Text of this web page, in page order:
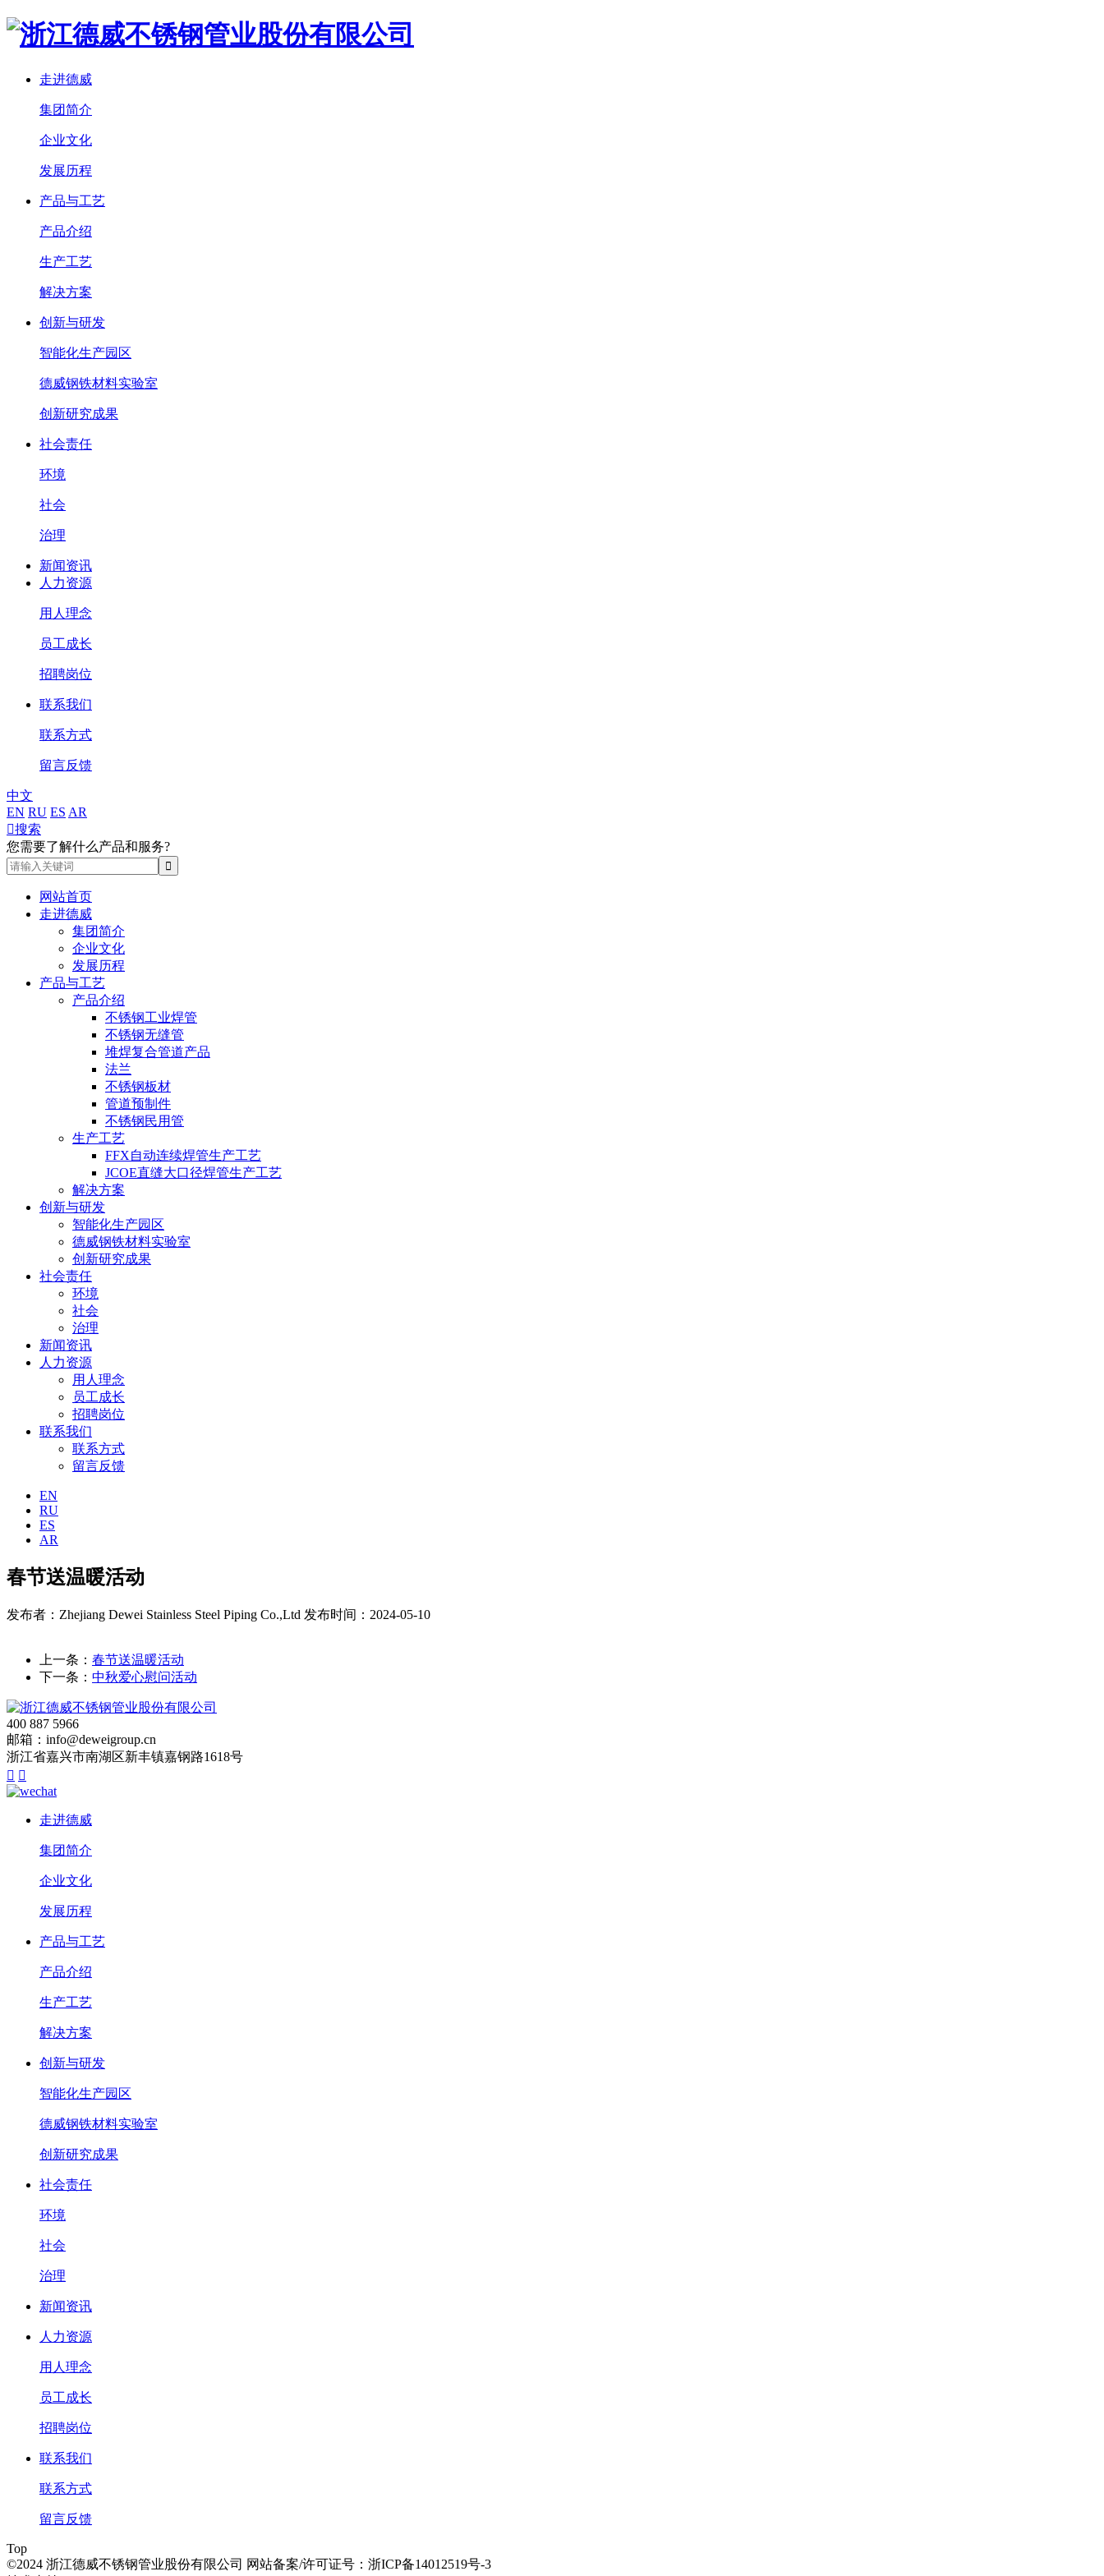
走进德威
集团简介
企业文化
发展历程
产品与工艺
产品介绍
生产工艺
解决方案
创新与研发
智能化生产园区
德威钢铁材料实验室
创新研究成果
社会责任
环境
社会
治理
新闻资讯
人力资源
用人理念
员工成长
招聘岗位
联系我们
联系方式
留言反馈
中文
EN RU ES AR
搜索
您需要了解什么产品和服务?
网站首页
走进德威
集团简介
企业文化
发展历程
产品与工艺
产品介绍
不锈钢工业焊管
不锈钢无缝管
堆焊复合管道产品
法兰
不锈钢板材
管道预制件
不锈钢民用管
生产工艺
FFX自动连续焊管生产工艺
JCOE直缝大口径焊管生产工艺
解决方案
创新与研发
智能化生产园区
德威钢铁材料实验室
创新研究成果
社会责任
环境
社会
治理
新闻资讯
人力资源
用人理念
员工成长
招聘岗位
联系我们
联系方式
留言反馈
EN
RU
ES
AR
春节送温暖活动
发布者：Zhejiang Dewei Stainless Steel Piping Co.,Ltd 发布时间：2024-05-10
上一条： 春节送温暖活动
下一条： 中秋爱心慰问活动
400 887 5966
邮箱：info@deweigroup.cn
浙江省嘉兴市南湖区新丰镇嘉钢路1618号
 
走进德威
集团简介
企业文化
发展历程
产品与工艺
产品介绍
生产工艺
解决方案
创新与研发
智能化生产园区
德威钢铁材料实验室
创新研究成果
社会责任
环境
社会
治理
新闻资讯
人力资源
用人理念
员工成长
招聘岗位
联系我们
联系方式
留言反馈
Top
©2024 浙江德威不锈钢管业股份有限公司 网站备案/许可证号：浙ICP备14012519号-3